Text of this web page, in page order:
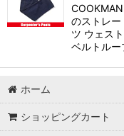
のストレー
ツ ウェス
ベルトル
ホーム
ショッピングカート